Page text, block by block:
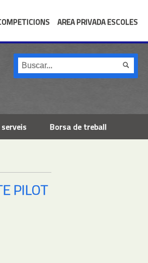
AREA PRIVADA ESCOLES
Borsa de treball
PILOT